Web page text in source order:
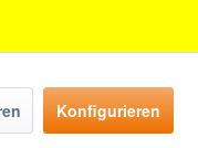
Konfigurieren